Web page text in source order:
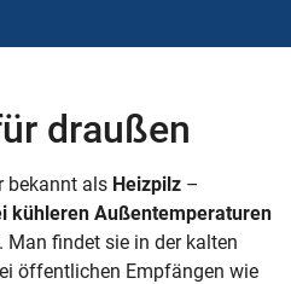
draußen
bekannt als Heizpilz –
kühleren Außentemperaturen
findet sie in der kalten
öffentlichen Empfängen wie